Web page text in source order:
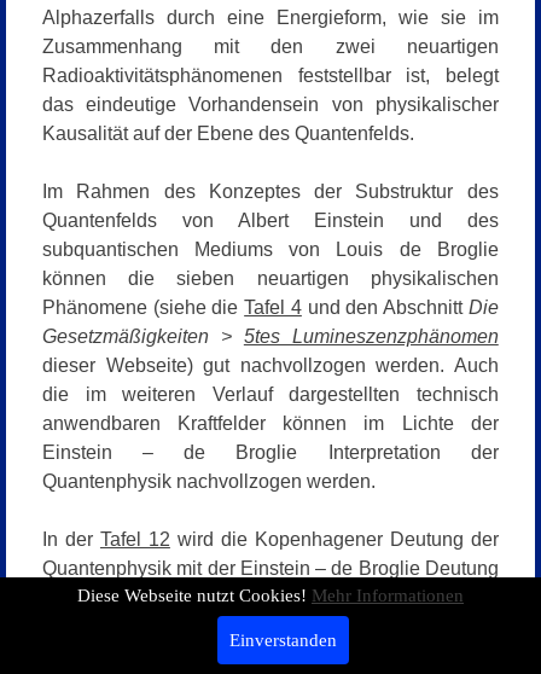
Alphazerfalls durch eine Energieform, wie sie im
Zusammenhang mit den zwei neuartigen
Radioaktivitätsphänomenen feststellbar ist, belegt
das eindeutige Vorhandensein von physikalischer
Kausalität auf der Ebene des Quantenfelds.
Im Rahmen des Konzeptes der Substruktur des
Quantenfelds von Albert Einstein und des
subquantischen Mediums von Louis de Broglie
können die sieben neuartigen physikalischen
Phänomene (siehe dieTafel 4und den Abschnitt Die
Gesetzmäßigkeiten > 5tes Lumineszenzphänomen
dieser Webseite) gut nachvollzogen werden. Auch
die im weiteren Verlauf dargestellten technisch
anwendbaren Kraftfelder können im Lichte der
Einstein – de Broglie Interpretation der
Quantenphysik nachvollzogen werden.
In der Tafel 12 wird die Kopenhagener Deutung der
Quantenphysik mit der Einstein – de Broglie Deutung
der Quantenphysik anhand von fünf wichtigen
Merkmalen verglichen. Die Einstein – de Broglie
Diese Webseite nutzt Cookies! Mehr Informationen
Einverstanden